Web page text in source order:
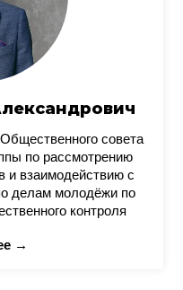
совета
по рассмотрению
и взаимодействию с
делам молодёжи по
контроля
→